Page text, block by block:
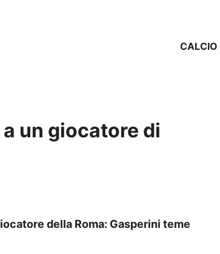
CALCIO
un giocatore di
della Roma: Gasperini teme